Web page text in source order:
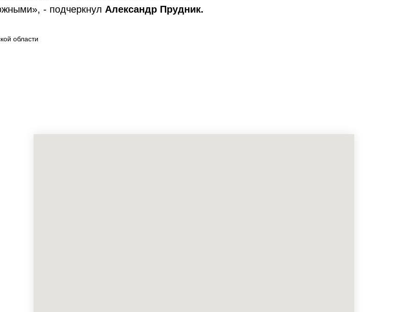
- подчеркнул Александр Прудник.
области